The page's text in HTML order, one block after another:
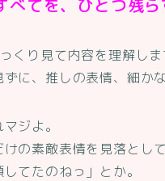
べてを、ひとつ残
くり見て内容を理解しま
に、推しの表情、細か
ジよ。
の素敵表情を見落とし
てたのねっ」とか。